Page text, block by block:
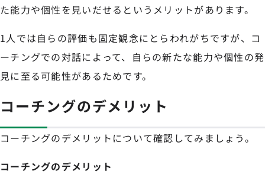
た能力や個性を見いだせるというメリットがあります。
1人では自らの評価も固定観念にとらわれがちですが、コ
ーチングでの対話によって、自らの新たな能力や個性の発
見に至る可能性があるためです。
コーチングのデメリット
コーチングのデメリットについて確認してみましょう。
コーチングのデメリット